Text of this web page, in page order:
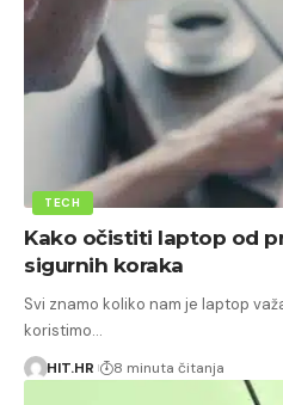
TECH
Kako očistiti laptop od
sigurnih koraka
Svi znamo koliko nam je laptop
koristimo…
HIT.HR 8 minuta čitanja